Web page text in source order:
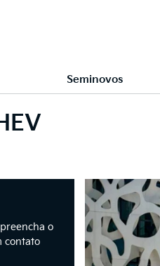
Seminovos
o
contato